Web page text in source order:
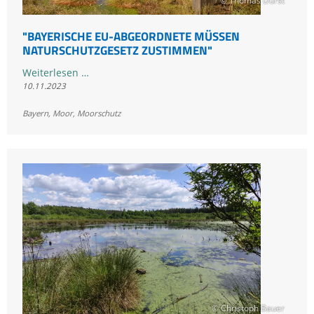
"BAYERISCHE EU-ABGEORDNETE MÜSSEN
NATURSCHUTZGESETZ ZUSTIMMEN"
Weiterlesen …"Bayerische
10.11.2023
Bayern, Moor, Moorschutz
© Christoph Bauer